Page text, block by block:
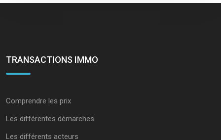
TRANSACTIONS IMMO
Comprendre les prix
Les différentes démarches
Les différents acteurs